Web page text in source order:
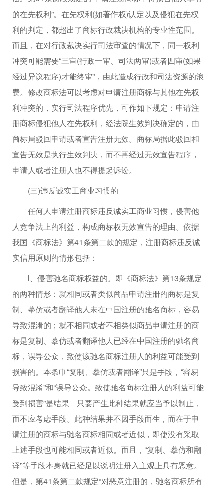
的在先权利”。在先权利(如著作权)认定以及侵犯在先权
利的判定，都超出了商标行政裁决机构的专业性范围。
而且，在对行政裁决实行司法审查的情况下，同一权利
冲突可能需要“三审(行政一审、司法两审)或者四审(如果
经过异议程序)才能终审”，由此造成行政和司法资源的浪
费。修改商标法可以考虑对申请注册商标与其他在先权
利冲突的，实行司法程序优先，可作如下规定：申请注
册商标侵犯他人在先权利，经法院生效判决确定的，由
商标局驳回申请或者宣告注册无效。商标局据此驳回和
宣告无效是执行生效判决，而不再经过无效宣告程序，
申请人或者注册人也不得提起诉讼。
(三)违反诚实工商业习惯的
任何人申请注册商标违反诚实工商业习惯，侵害他
人竞争法上的利益，构成商标权无效宣告的理由。依据
我国《商标法》第41条第二款的规定，注册商标违反诚
实信用原则的情形包括：
l、侵害驰名商标权益的。即《商标法》第13条规定
的两种情形：就相同或者类似商品申请注册的商标是复
制、摹仿或者翻译他人未在中国注册的驰名商标，容易
导致混淆的；就不相同或者不相类似商品申请注册的商
标是复制、摹仿或者翻译他人已经在中国注册的驰名商
标，误导公众，致使该驰名商标注册人的利益可能受到
损害的。本条巾“复制、摹仿或者翻译”只是手段，“容易
导致混淆”和“误导公众。致使驰名商标注册人的利益可能
受到损害”是结果，只要产生此种结果就应当予以制止，
而不应考虑手段。此种结果并不因手段而生，而在于申
请注册的商标与驰名商标相同或者近似，即使没有采取
上述手段也可能相同或者近似。而且，“复制、摹仿和翻
译”等手段本身就已经足以说明注册入主观上具有恶意。
但是，第41条第二款规定“对恶意注册的，驰名商标所有